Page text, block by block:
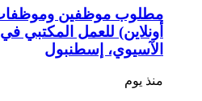
مطلوب موظفين
أونلاين) للعمل
الآسيوي، إسطنبول
منذ يوم